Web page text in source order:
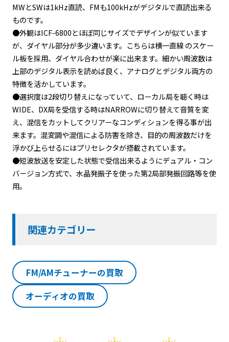
MWとSWは1kHz直読、FMも100kHzがデジタルで直読出来る
ものです。
●外観はICF-6800とほぼ同じサイズでデザインが似ています
が、ダイヤル部分が多少違います。こちらは横一直線 のスケー
ル板を採用、ダイヤル合わせが楽に出来ます。細かい周波数は
上部のデジタル表示を読めば良く、アナログとデジタル両方の
特徴を活かしています。
●選択度は2段切り替えになっていて、ローカル局を聴く時は
WIDE、DX局を受信する時はNARROWに切り替えて音質を変
え、混信をカットしてクリアーなコンディションを得る事が出
来ます。混変調や混信による防害を除き、目的の周波数だけを
浮かび上らせるにはプリセレクタが搭載されています。
●短波放送を安定した状態で受信出来るようにデュアル・コン
バージョン方式で、水晶発振子を使った第2局部発振回路等を使
用。
関連カテゴリー
FM/AMチューナーの買取
オーディオの買取